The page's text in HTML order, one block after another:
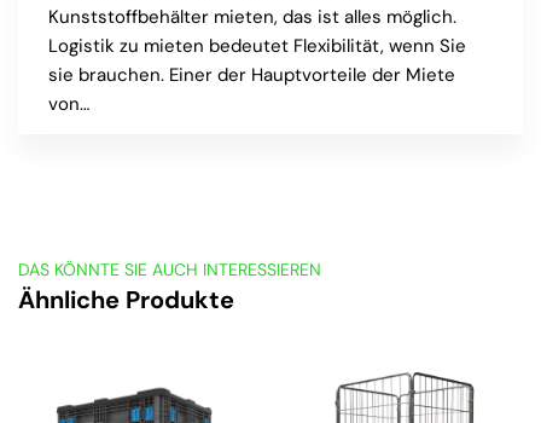
Kunststoffbehälter mieten, das ist alles möglich.
Logistik zu mieten bedeutet Flexibilität, wenn Sie
sie brauchen. Einer der Hauptvorteile der Miete
von…
DAS KÖNNTE SIE AUCH INTERESSIEREN
Ähnliche Produkte